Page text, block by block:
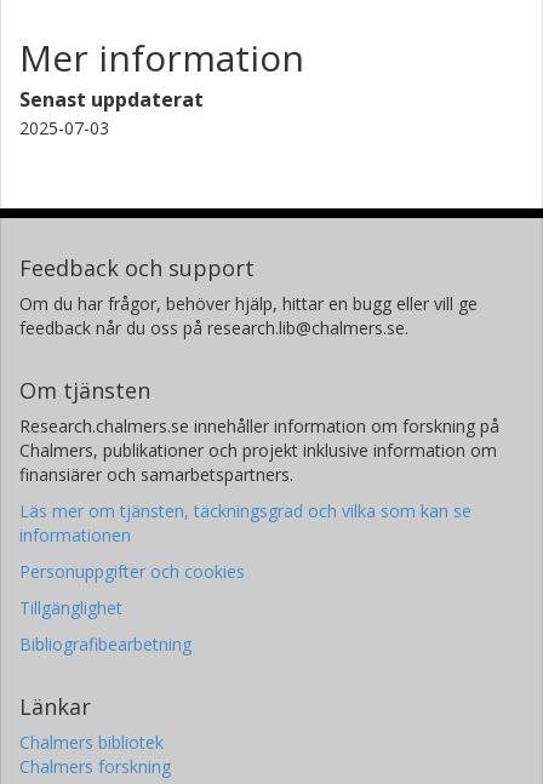
Mer information
Senast uppdaterat
2025-07-03
Feedback och support
Om du har frågor, behöver hjälp, hittar en bugg eller vill ge
feedback når du oss på research.lib@chalmers.se.
Om tjänsten
Research.chalmers.se innehåller information om forskning på
Chalmers, publikationer och projekt inklusive information om
finansiärer och samarbetspartners.
Läs mer om tjänsten, täckningsgrad och vilka som kan se
informationen
Personuppgifter och cookies
Tillgänglighet
Bibliografibearbetning
Länkar
Chalmers bibliotek
Chalmers forskning